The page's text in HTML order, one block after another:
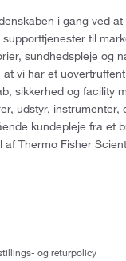
i gang ved
til
sundhedspleje og
at vi har et
sikkerhed og facility
udstyr,
kundepleje fra et
Thermo Fisher
og returpolicy